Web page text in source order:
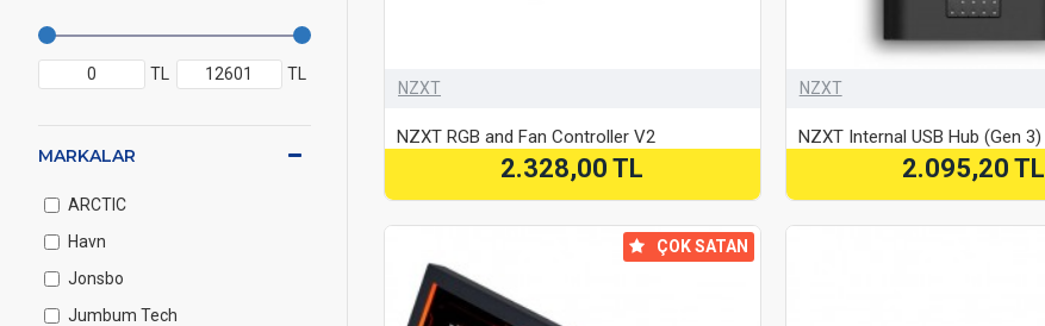
TL TL
MARKALAR
ARCTIC
Havn
Jonsbo
Jumbum Tech
NZXT
NZXT RGB and Fan Controller V2
2.328,00 TL
NZXT
NZXT Internal USB Hub (Gen 3)
2.095,20 TL
⠀ÇOK SATAN